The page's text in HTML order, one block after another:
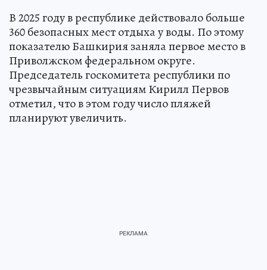
В 2025 году в республике действовало больше
360 безопасных мест отдыха у воды. По этому
показателю Башкирия заняла первое место в
Приволжском федеральном округе.
Председатель госкомитета республики по
чрезвычайным ситуациям Кирилл Первов
отметил, что в этом году число пляжей
планируют увеличить.